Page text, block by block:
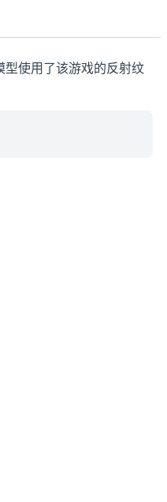
型使用了该游戏的反射纹